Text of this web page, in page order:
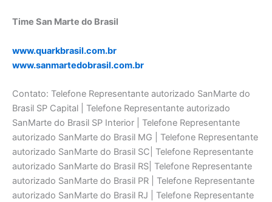
Time San Marte do Brasil
www.quarkbrasil.com.br
www.sanmartedobrasil.com.br
Contato: Telefone Representante autorizado SanMarte do
Brasil SP Capital | Telefone Representante autorizado
SanMarte do Brasil SP Interior | Telefone Representante
autorizado SanMarte do Brasil MG | Telefone Representante
autorizado SanMarte do Brasil SC| Telefone Representante
autorizado SanMarte do Brasil RS| Telefone Representante
autorizado SanMarte do Brasil PR | Telefone Representante
autorizado SanMarte do Brasil RJ | Telefone Representante